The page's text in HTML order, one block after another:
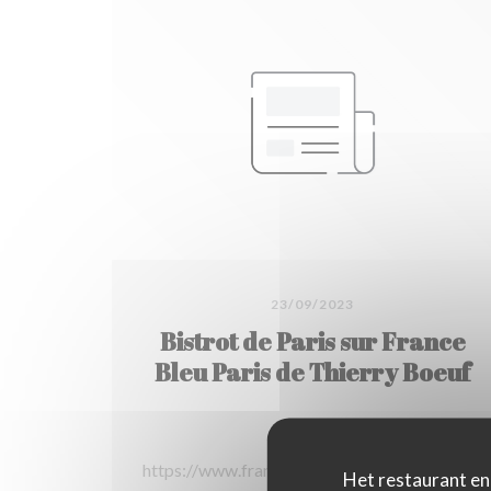
Het restaurant
23/09/2023
Bistrot de Paris sur France
Bleu Paris de Thierry Boeuf
https://www.francebleu.fr/emissions/bistrot-